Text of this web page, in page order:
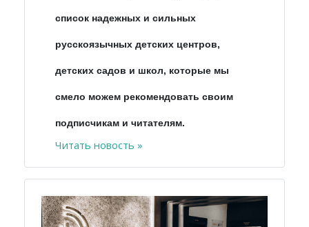
список надежных и сильных
русскоязычных детских центров,
детских садов и школ, которые мы
смело можем рекомендовать своим
подписчикам и читателям.
Читать новость »